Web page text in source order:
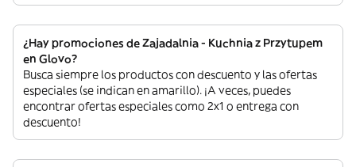
¿Hay promociones de Zajadalnia - Kuchnia z Przytupem
en Glovo?
Busca siempre los productos con descuento y las ofertas
especiales (se indican en amarillo). ¡A veces, puedes
encontrar ofertas especiales como 2x1 o entrega con
descuento!